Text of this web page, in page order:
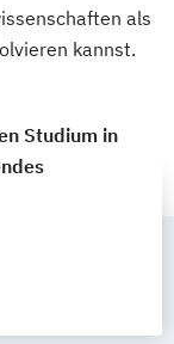
als
kannst.
Studium in